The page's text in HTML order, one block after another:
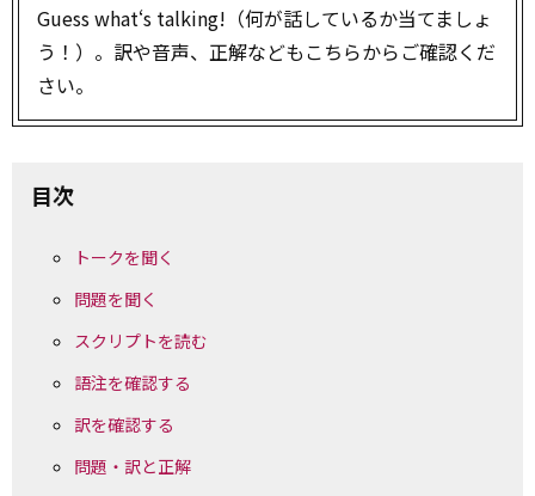
Guess what‘s talking!（何が話しているか当てましょ
う！）。訳や音声、正解などもこちらからご確認くだ
さい。
目次
トークを聞く
問題を聞く
スクリプトを読む
語注を確認する
訳を確認する
問題・訳と正解